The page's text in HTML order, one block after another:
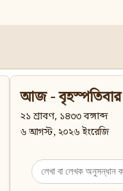
আজ - বৃহস্পতিবার
২১ শ্রাবণ, ১৪৩৩ বঙ্গাব্দ
৬ আগস্ট, ২০২৬ ইংরেজি
Search
for: